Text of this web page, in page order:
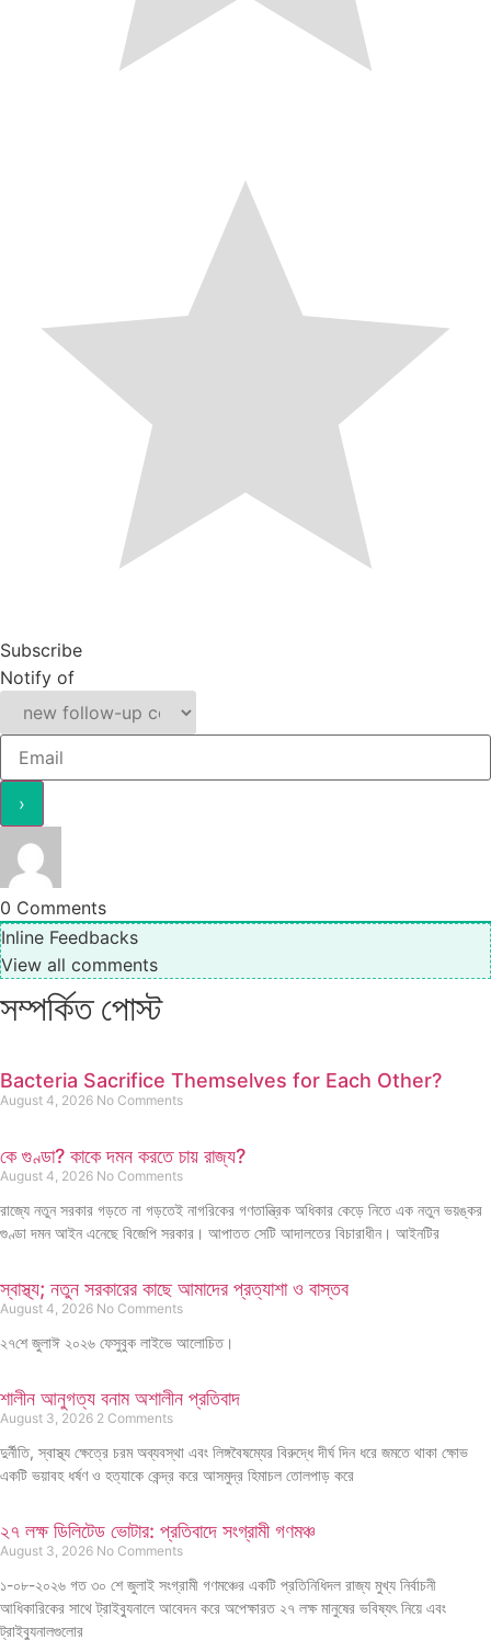
Subscribe
Notify of
0 Comments
Inline Feedbacks
View all comments
সম্পর্কিত পোস্ট
Bacteria Sacrifice Themselves for Each Other?
August 4, 2026 No Comments
কে গুণ্ডা? কাকে দমন করতে চায় রাজ্য?
August 4, 2026 No Comments
রাজ্যে নতুন সরকার গড়তে না গড়তেই নাগরিকের গণতান্ত্রিক অধিকার কেড়ে নিতে এক নতুন ভয়ঙ্কর
গুণ্ডা দমন আইন এনেছে বিজেপি সরকার। আপাতত সেটি আদালতের বিচারাধীন। আইনটির
স্বাস্থ্য; নতুন সরকারের কাছে আমাদের প্রত্যাশা ও বাস্তব
August 4, 2026 No Comments
২৭শে জুলাঈ ২০২৬ ফেসুবুক লাইভে আলোচিত।
শালীন আনুগত্য বনাম অশালীন প্রতিবাদ
August 3, 2026 2 Comments
দুর্নীতি, স্বাস্থ্য ক্ষেত্রে চরম অব্যবস্থা এবং লিঙ্গবৈষম্যের বিরুদ্ধে দীর্ঘ দিন ধরে জমতে থাকা ক্ষোভ
একটি ভয়াবহ ধর্ষণ ও হত্যাকে কেন্দ্র করে আসমুদ্র হিমাচল তোলপাড় করে
২৭ লক্ষ ডিলিটেড ভোটার: প্রতিবাদে সংগ্রামী গণমঞ্চ
August 3, 2026 No Comments
১-০৮-২০২৬ গত ৩০ শে জুলাই সংগ্রামী গণমঞ্চের একটি প্রতিনিধিদল রাজ্য মুখ্য নির্বাচনী
আধিকারিকের সাথে ট্রাইব্যুনালে আবেদন করে অপেক্ষারত ২৭ লক্ষ মানুষের ভবিষ্যৎ নিয়ে এবং
ট্রাইব্যুনালগুলোর